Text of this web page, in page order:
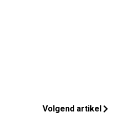
Volgend artikel